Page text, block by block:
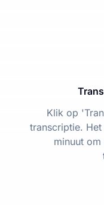
Klik op
transcriptie.
minuut om